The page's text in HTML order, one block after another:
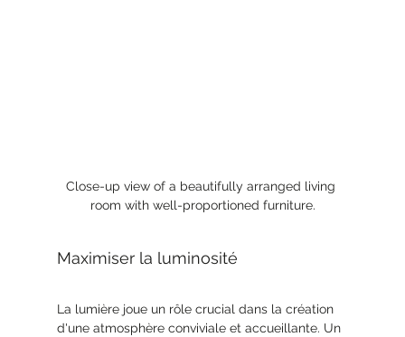
Close-up view of a beautifully arranged living
room with well-proportioned furniture.
Maximiser la luminosité
La lumière joue un rôle crucial dans la création
d'une atmosphère conviviale et accueillante. Un